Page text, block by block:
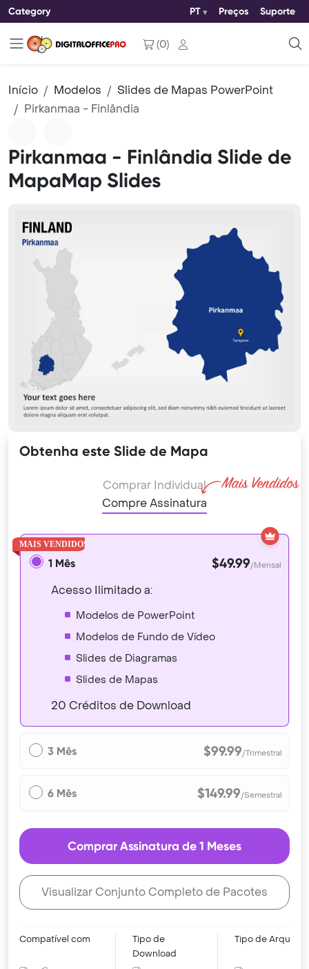
Category PT Preços Suporte
(0)
Início Modelos
Slides de Mapas PowerPoint
Pirkanmaa - Finlândia
Pirkanmaa - Finlândia Slide de
MapaMap Slides
Obtenha este Slide de Mapa
Comprar Individual
Compre Assinatura
1 Mês $49.99/Mensal
Acesso Ilimitado a:
Modelos de PowerPoint
Modelos de Fundo de Vídeo
Slides de Diagramas
Slides de Mapas
20 Créditos de Download
3 Mês $99.99/Trimestral
6 Mês $149.99/Semestral
Comprar Assinatura de 1 Meses
Visualizar Conjunto Completo de Pacotes
Compatível com
Tipo de
Download
Tipo de Arquivo